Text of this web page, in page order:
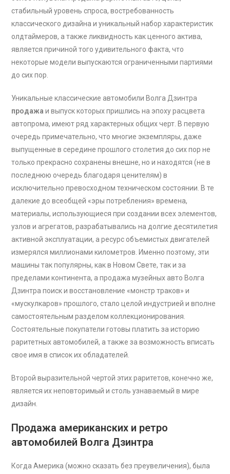
стабильный уровень спроса, востребованность
классического дизайна и уникальный набор характеристик
олдтаймеров, а также ликвидность как ценного актива,
является причиной того удивительного факта, что
некоторые модели выпускаются ограниченными партиями
до сих пор.
Уникальные классические автомобили Волга Дзинтра
продажа и выпуск которых пришлись на эпоху расцвета
автопрома, имеют ряд характерных общих черт. В первую
очередь примечательно, что многие экземпляры, даже
выпущенные в середине прошлого столетия до сих пор не
только прекрасно сохранены внешне, но и находятся (не в
последнюю очередь благодаря ценителям) в
исключительно превосходном техническом состоянии. В те
далекие до всеобщей «эры потребления» времена,
материалы, использующиеся при создании всех элементов,
узлов и агрегатов, разрабатывались на долгие десятилетия
активной эксплуатации, а ресурс объемистых двигателей
измерялся миллионами километров. Именно поэтому, эти
машины так популярны, как в Новом Свете, так и за
пределами континента, а продажа музейных авто Волга
Дзинтра поиск и восстановление «монстр траков» и
«мускулкаров» прошлого, стало целой индустрией и вполне
самостоятельным разделом коллекционирования.
Состоятельные покупатели готовы платить за историю
раритетных автомобилей, а также за возможность вписать
свое имя в список их обладателей.
Второй выразительной чертой этих раритетов, конечно же,
является их неповторимый и столь узнаваемый в мире
дизайн.
Продажа американских и ретро
автомобилей Волга Дзинтра
Когда Америка (можно сказать без преувеличения), была